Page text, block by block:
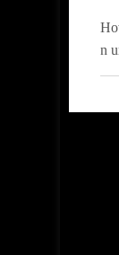
n